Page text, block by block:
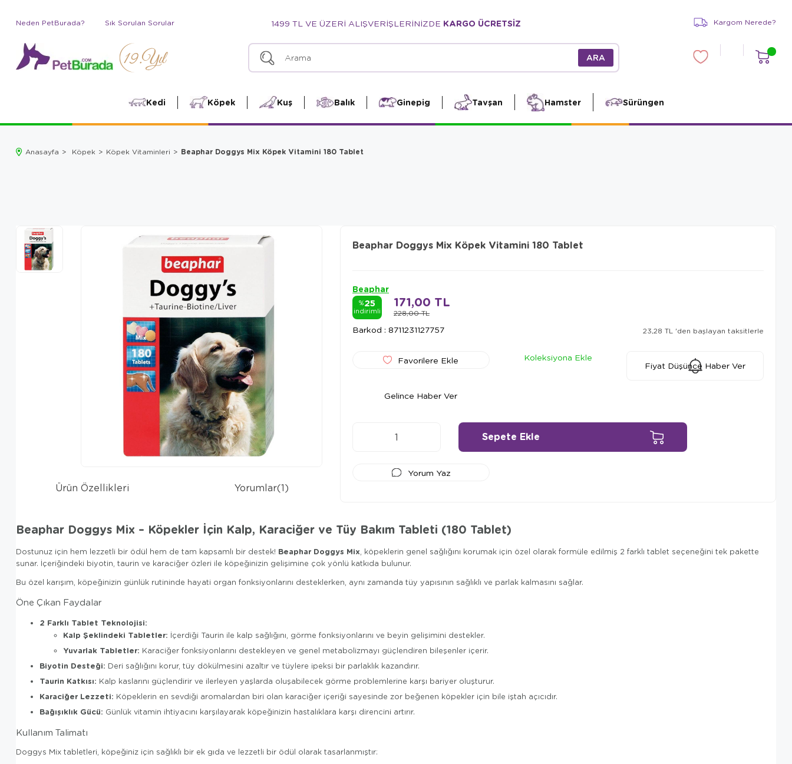
Neden PetBurada? Sık Sorulan Sorular 1499 TL VE ÜZERİ ALIŞVERİŞLERİNİZDE KARGO ÜCRETSİZ Kargom Nerede?
Kedi Köpek Kuş Balık Ginepig Tavşan Hamster Sürüngen
Anasayfa Köpek Köpek Vitaminleri Beaphar Doggys Mix Köpek Vitamini 180 Tablet
Beaphar Doggys Mix Köpek Vitamini 180 Tablet
Beaphar
%25
indirimli 228,00 TL
171,00 TL
Barkod : 8711231127757 23,28 TL 'den başlayan taksitlerle
Favorilere Ekle
Koleksiyona Ekle
Fiyat Düşünce Haber Ver
Gelince Haber Ver
Yorum Yaz
Ürün Özellikleri Yorumlar(1)
Beaphar Doggys Mix – Köpekler İçin Kalp, Karaciğer ve Tüy Bakım Tableti (180 Tablet)
Dostunuz için hem lezzetli bir ödül hem de tam kapsamlı bir destek! Beaphar Doggys Mix, köpeklerin genel sağlığını korumak için özel olarak formüle edilmiş 2 farklı tablet seçeneğini tek pakette
sunar. İçeriğindeki biyotin, taurin ve karaciğer özleri ile köpeğinizin gelişimine çok yönlü katkıda bulunur.
Bu özel karışım, köpeğinizin günlük rutininde hayati organ fonksiyonlarını desteklerken, aynı zamanda tüy yapısının sağlıklı ve parlak kalmasını sağlar.
Öne Çıkan Faydalar
2 Farklı Tablet Teknolojisi:
Kalp Şeklindeki Tabletler: İçerdiği Taurin ile kalp sağlığını, görme fonksiyonlarını ve beyin gelişimini destekler.
Yuvarlak Tabletler: Karaciğer fonksiyonlarını destekleyen ve genel metabolizmayı güçlendiren bileşenler içerir.
Biyotin Desteği: Deri sağlığını korur, tüy dökülmesini azaltır ve tüylere ipeksi bir parlaklık kazandırır.
Taurin Katkısı: Kalp kaslarını güçlendirir ve ilerleyen yaşlarda oluşabilecek görme problemlerine karşı bariyer oluşturur.
Karaciğer Lezzeti: Köpeklerin en sevdiği aromalardan biri olan karaciğer içeriği sayesinde zor beğenen köpekler için bile iştah açıcıdır.
Bağışıklık Gücü: Günlük vitamin ihtiyacını karşılayarak köpeğinizin hastalıklara karşı direncini artırır.
Kullanım Talimatı
Doggys Mix tabletleri, köpeğiniz için sağlıklı bir ek gıda ve lezzetli bir ödül olarak tasarlanmıştır: